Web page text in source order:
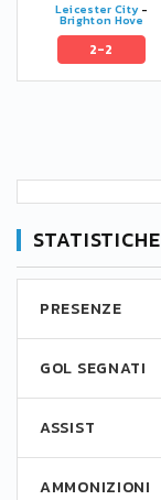
Leicester City-
Brighton Hove
2-2
STATISTICHE
PRESENZE
GOL SEGNATI
ASSIST
AMMONIZIONI